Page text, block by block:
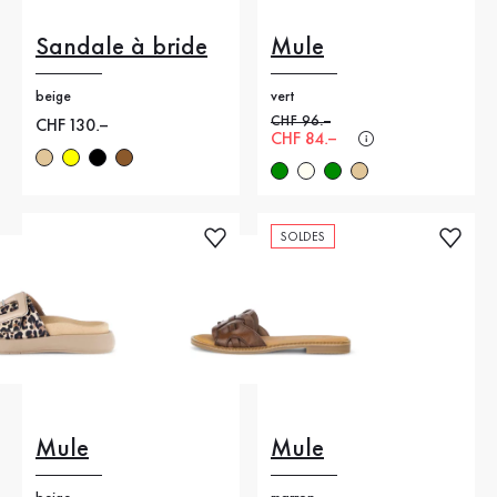
Sandale à bride
beige
Nouveau prix
CHF 130.–
Mule
vert
Ancien prix
CHF 96.–
Nouveau prix
CHF 84.–
Mule
SOLDES
Mule